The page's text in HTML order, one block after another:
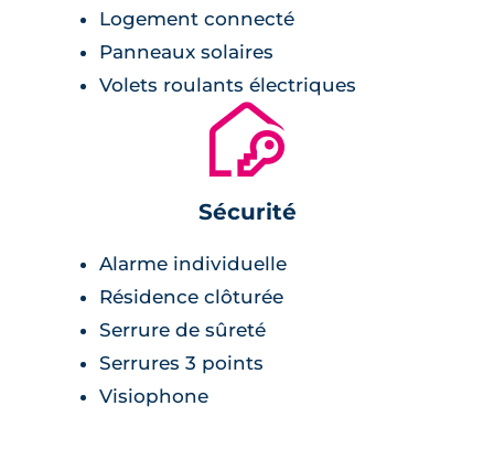
Logement connecté
Panneaux solaires
Volets roulants électriques
🔐
Sécurité
Alarme individuelle
Résidence clôturée
Serrure de sûreté
Serrures 3 points
Visiophone